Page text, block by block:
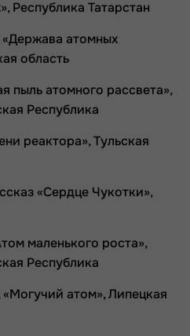
Республика Татарстан
атомных
область
пыль атомного рассвета»,
Республика
реактора», Тульская
«Сердце Чукотки»,
маленького роста»,
Республика
атом», Липецкая